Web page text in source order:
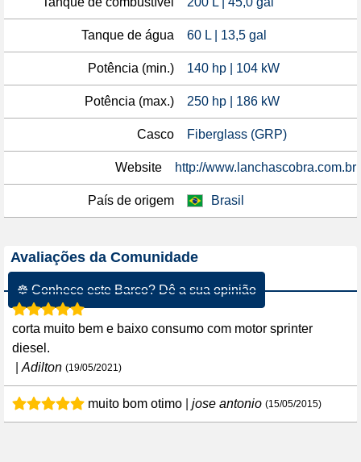
Tanque de água 60 L | 13,5 gal
Potência (min.) 140 hp | 104 kW
Potência (max.) 250 hp | 186 kW
Casco Fiberglass (GRP)
Website http://www.lanchascobra.com.br
País de origem Brasil
Avaliações da Comunidade
☸ Conhece este Barco? Dê a sua opinião
corta muito bem e baixo consumo com motor sprinter
diesel.
Adilton (19/05/2021)
muito bom otimo jose antonio (15/05/2015)